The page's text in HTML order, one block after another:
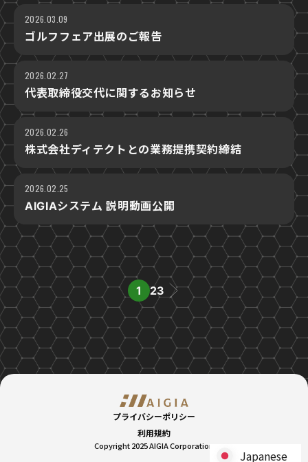
2026.03.09
ゴルフフェア出展のご報告
2026.02.27
代表取締役交代に関するお知らせ
2026.02.26
株式会社ディテクトとの業務提携契約締結
2026.02.25
AIGIAシステム 説明動画公開
投
稿
の
ペ
1 23
プライバシーポリシー
利用規約
Copyright 2025 AIGIA Corporation
Japanese
Japanese